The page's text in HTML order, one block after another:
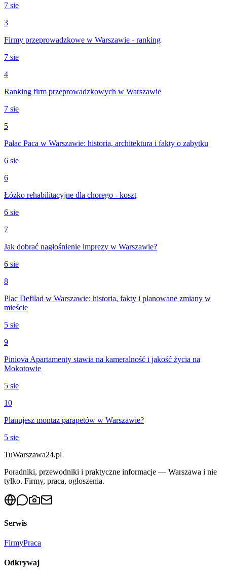
7 sie
3
Firmy przeprowadzkowe w Warszawie - ranking
7 sie
4
Ranking firm przeprowadzkowych w Warszawie
7 sie
5
Pałac Paca w Warszawie: historia, architektura i fakty o zabytku
6 sie
6
Łóżko rehabilitacyjne dla chorego - koszt
6 sie
7
Jak dobrać nagłośnienie imprezy w Warszawie?
6 sie
8
Plac Defilad w Warszawie: historia, fakty i planowane zmiany w
mieście
5 sie
9
Piniova Apartamenty stawia na kameralność i jakość życia na
Mokotowie
5 sie
10
Planujesz montaż parapetów w Warszawie?
5 sie
TuWarszawa24.pl
Poradniki, przewodniki i praktyczne informacje — Warszawa i nie
tylko. Firmy, praca, ogłoszenia.
Serwis
FirmyPraca
Odkrywaj